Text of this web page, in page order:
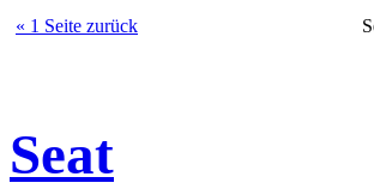
« 1 Seite zurück
Seat